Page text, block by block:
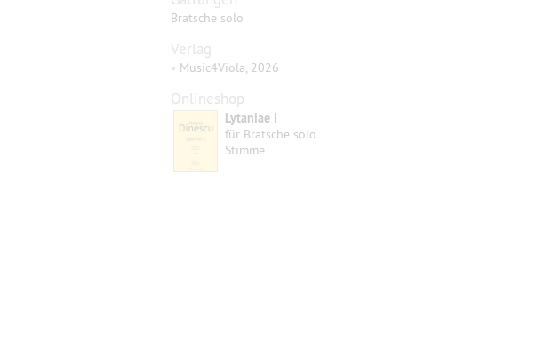
Bratsche solo
Verlag
• Music4Viola, 2026
Onlineshop
Lytaniae I
für Bratsche solo
Stimme